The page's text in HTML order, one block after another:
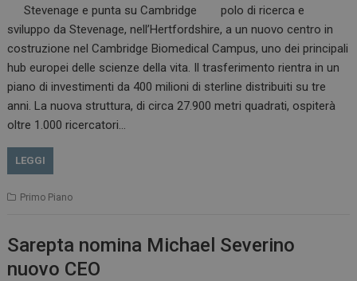
polo di ricerca e
sviluppo da Stevenage, nell’Hertfordshire, a un nuovo centro in
costruzione nel Cambridge Biomedical Campus, uno dei principali
hub europei delle scienze della vita. Il trasferimento rientra in un
piano di investimenti da 400 milioni di sterline distribuiti su tre
anni. La nuova struttura, di circa 27.900 metri quadrati, ospiterà
oltre 1.000 ricercatori…
LEGGI
Primo Piano
Sarepta nomina Michael Severino
nuovo CEO